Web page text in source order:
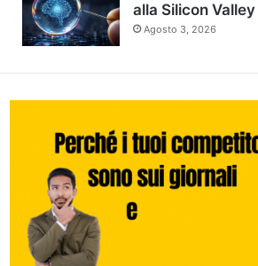
alla Silicon Valley
Agosto 3, 2026